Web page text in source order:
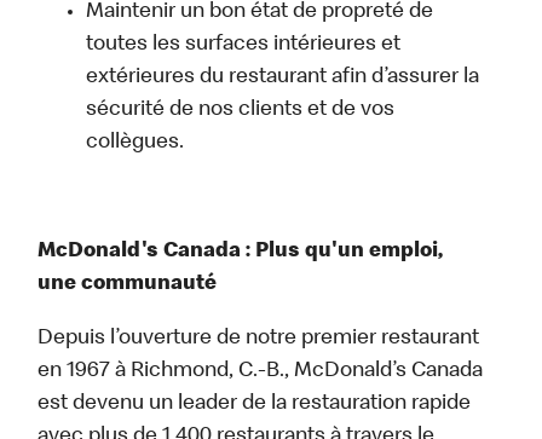
Maintenir un bon état de propreté de
toutes les surfaces intérieures et
extérieures du restaurant afin d’assurer la
sécurité de nos clients et de vos
collègues.
McDonald's Canada : Plus qu'un emploi,
une communauté
Depuis l’ouverture de notre premier restaurant
en 1967 à Richmond, C.-B., McDonald’s Canada
est devenu un leader de la restauration rapide